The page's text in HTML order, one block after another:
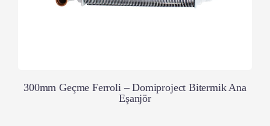
300mm Geçme Ferroli – Domiproject Bitermik Ana
Eşanjör